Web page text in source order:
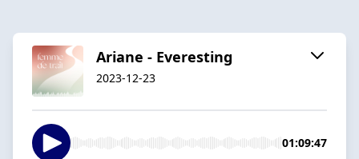
Ariane - Everesting
2023-12-23
01:09:47